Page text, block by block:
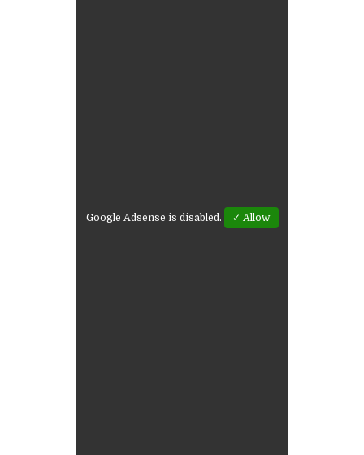
Google Adsense is disabled. ✓ Allow